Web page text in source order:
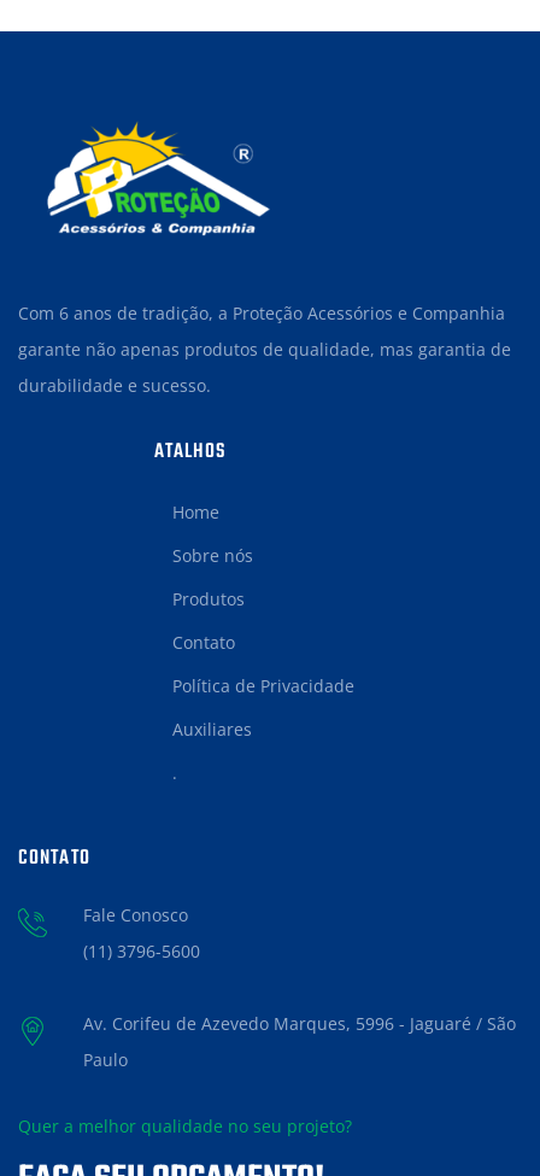
Com 6 anos de tradição, a Proteção Acessórios e Companhia
garante não apenas produtos de qualidade, mas garantia de
durabilidade e sucesso.
ATALHOS
Home
Sobre nós
Produtos
Contato
Política de Privacidade
Auxiliares
.
CONTATO
Fale Conosco
(11) 3796-5600
Av. Corifeu de Azevedo Marques, 5996 - Jaguaré / São
Paulo
Quer a melhor qualidade no seu projeto?